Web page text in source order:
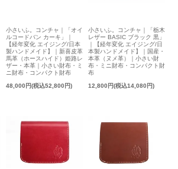
小さいふ。コンチャ｜「オイ
ルコードバン カーキ」｜
【経年変化 エイジング/日本
製ハンドメイド】｜新喜皮革
馬革（ホースハイド）姫路レ
ザー・本革｜小さい財布・ミ
ニ財布・コンパクト財布
48,000円(税込52,800円)
小さいふ。コンチャ｜「栃木
レザー BASIC ブラック 黒」
｜【経年変化 エイジング/日
本製ハンドメイド】｜国産・
本革（ヌメ革）｜小さい財
布・ミニ財布・コンパクト財
布
12,800円(税込14,080円)